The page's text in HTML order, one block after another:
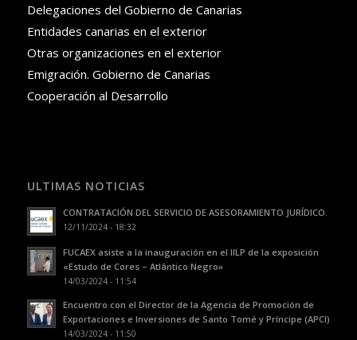
Delegaciones del Gobierno de Canarias
Entidades canarias en el exterior
Otras organizaciones en el exterior
Emigración. Gobierno de Canarias
Cooperación al Desarrollo
ULTIMAS NOTICIAS
CONTRATACIÓN DEL SERVICIO DE ASESORAMIENTO JURÍDICO.
12/11/2024 - 18:32
FUCAEX asiste a la inauguración en el IILP de la exposición
«Estudo de Cores – Atlântico Negro»
14/03/2024 - 11:54
Encuentro con el Director de la Agencia de Promoción de
Exportaciones e Inversiones de Santo Tomé y Príncipe (APCI)
14/03/2024 - 11:50